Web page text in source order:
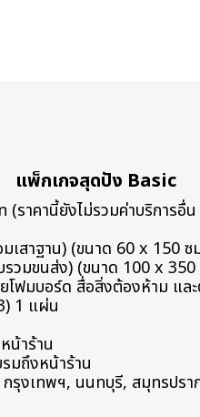
แพ็กเกจสุดปัง Basic
(ราคานี้ยังไม่รวมค่าบริการอื่
สาฐาน) (ขนาด 60 x 150 ซ
รวมขนส่ง) (ขนาด 100 x
โฟมบอร์ด สื่อสิ่งต้องห้าม และ
1 แผ่น
น้าร้าน
มถึงหน้าร้าน
รุงเทพฯ, นนทบุรี, สมุทรปรา